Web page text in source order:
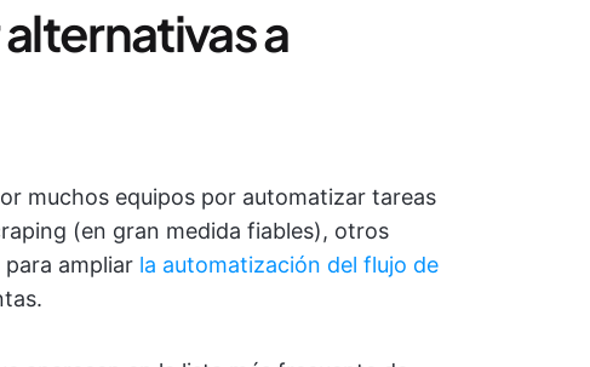
a
muchos equipos por automatizar tareas
(en gran medida fiables), otros
para ampliar la automatización del flujo de